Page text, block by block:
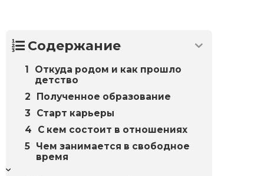
Содержание
Откуда родом и как прошло
детство
Полученное образование
Старт карьеры
С кем состоит в отношениях
Чем занимается в свободное
время